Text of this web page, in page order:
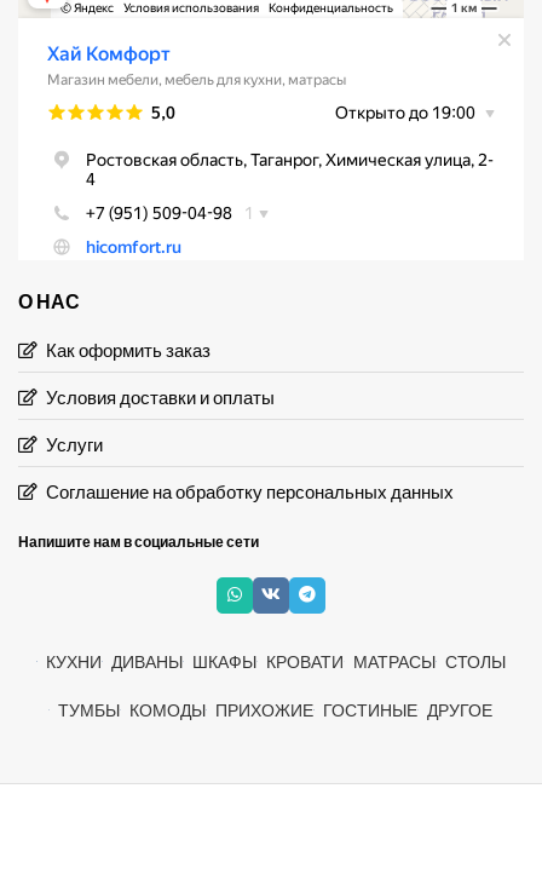
О НАС
Как оформить заказ
Условия доставки и оплаты
Услуги
Соглашение на обработку персональных данных
Напишите нам в социальные сети
КУХНИ ДИВАНЫ ШКАФЫ КРОВАТИ МАТРАСЫ СТОЛЫ
ТУМБЫ КОМОДЫ ПРИХОЖИЕ ГОСТИНЫЕ ДРУГОЕ